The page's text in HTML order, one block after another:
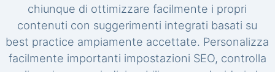
chiunque di ottimizzare facilmente i propri
contenuti con suggerimenti integrati basati su
best practice ampiamente accettate. Personalizza
facilmente importanti impostazioni SEO, controlla